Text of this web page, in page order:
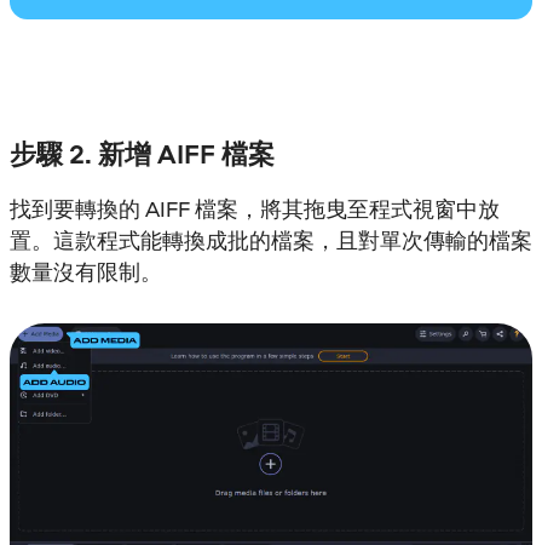
步驟 2. 新增 AIFF 檔案
找到要轉換的 AIFF 檔案，將其拖曳至程式視窗中放
置。這款程式能轉換成批的檔案，且對單次傳輸的檔案
數量沒有限制。